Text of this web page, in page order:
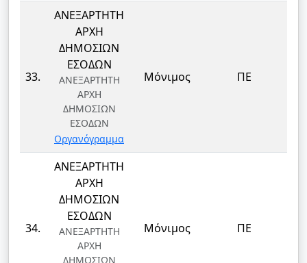
33.
ΑΝΕΞΑΡΤΗΤΗ
ΑΡΧΗ
ΔΗΜΟΣΙΩΝ
ΕΣΟΔΩΝ
ΑΝΕΞΑΡΤΗΤΗ
ΑΡΧΗ
ΔΗΜΟΣΙΩΝ
ΕΣΟΔΩΝ
Οργανόγραμμα
Μόνιμος ΠΕ
34.
ΑΝΕΞΑΡΤΗΤΗ
ΑΡΧΗ
ΔΗΜΟΣΙΩΝ
ΕΣΟΔΩΝ
ΑΝΕΞΑΡΤΗΤΗ
ΑΡΧΗ
ΔΗΜΟΣΙΩΝ
Μόνιμος ΠΕ